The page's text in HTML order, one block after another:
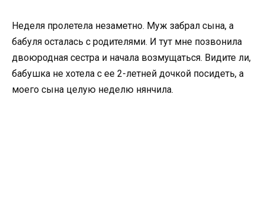
Неделя пролетела незаметно. Муж забрал сына, а
бабуля осталась с родителями. И тут мне позвонила
двоюродная сестра и начала возмущаться. Видите ли,
бабушка не хотела с ее 2-летней дочкой посидеть, а
моего сына целую неделю нянчила.